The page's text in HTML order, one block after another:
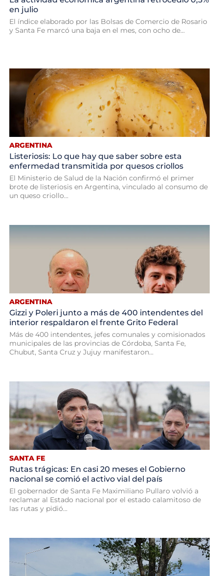
en julio
El índice elaborado por las Bolsas de Comercio de Rosario
y Santa Fe marcó una baja en el mes, con ocho de...
ARGENTINA
Listeriosis: Lo que hay que saber sobre esta
enfermedad transmitida por quesos criollos
El Ministerio de Salud de la Nación confirmó el primer
brote de listeriosis en Argentina, vinculado al consumo de
un queso criollo...
ARGENTINA
Gizzi y Poleri junto a más de 400 intendentes del
interior respaldaron el frente Grito Federal
Más de 400 intendentes, jefes comunales y comisionados
municipales de las provincias de Córdoba, Santa Fe,
Chubut, Santa Cruz y Jujuy manifestaron...
SANTA FE
Rutas trágicas: En casi 20 meses el Gobierno
nacional se comió el activo vial del país
El gobernador de Santa Fe Maximiliano Pullaro volvió a
reclamar al Estado nacional por el estado calamitoso de
las rutas y pidió...